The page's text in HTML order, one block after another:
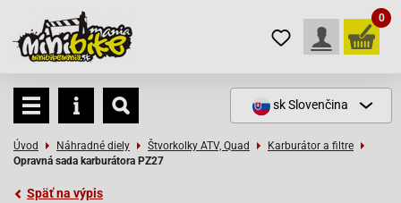
0
skSlovenčina
Úvod Náhradné diely Štvorkolky ATV, Quad
Karburátor a filtre
Opravná sada karburátora PZ27
Späť na výpis